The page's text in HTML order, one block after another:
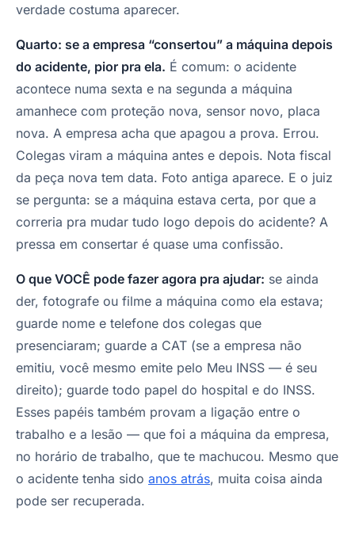
verdade costuma aparecer.
Quarto: se a empresa “consertou” a máquina depois
do acidente, pior pra ela. É comum: o acidente
acontece numa sexta e na segunda a máquina
amanhece com proteção nova, sensor novo, placa
nova. A empresa acha que apagou a prova. Errou.
Colegas viram a máquina antes e depois. Nota fiscal
da peça nova tem data. Foto antiga aparece. E o juiz
se pergunta: se a máquina estava certa, por que a
correria pra mudar tudo logo depois do acidente? A
pressa em consertar é quase uma confissão.
O que VOCÊ pode fazer agora pra ajudar: se ainda
der, fotografe ou filme a máquina como ela estava;
guarde nome e telefone dos colegas que
presenciaram; guarde a CAT (se a empresa não
emitiu, você mesmo emite pelo Meu INSS — é seu
direito); guarde todo papel do hospital e do INSS.
Esses papéis também provam a ligação entre o
trabalho e a lesão — que foi a máquina da empresa,
no horário de trabalho, que te machucou. Mesmo que
o acidente tenha sido anos atrás, muita coisa ainda
pode ser recuperada.